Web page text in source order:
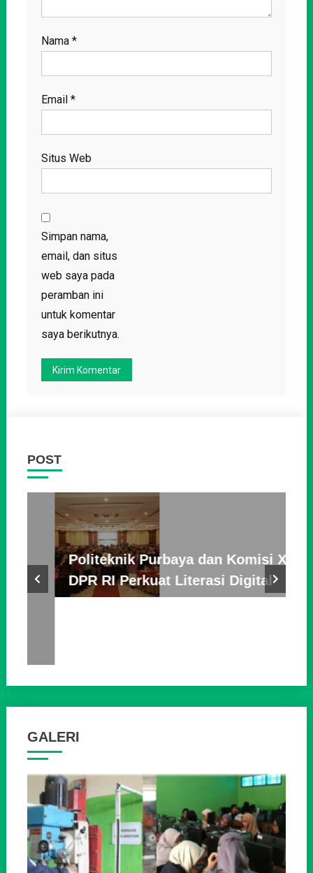
Nama *
Email *
Situs Web
Simpan nama,
email, dan situs
web saya pada
peramban ini
untuk komentar
saya berikutnya.
POST
Politeknik Purbaya dan Komisi X
DPR RI Perkuat Literasi Digital
GALERI